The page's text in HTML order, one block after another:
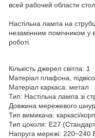
всей рабочей области
Настільна лампа на
незамінним помічником у
роботі.
Кількість джерел світла: 1
Матеріал плафона,
Матеріал каркаса: метал
Тип: Настільна лампа зі
Довжина мережевого
Тип вимикача: каркасі/
Тип цоколя: E27
Напруга мережі: 220~240